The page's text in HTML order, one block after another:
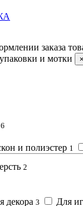
заказа
и мотки
×
6
и полиэстер 1
2
декора 3 Для